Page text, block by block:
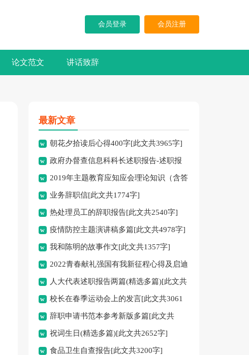
会员登录 会员注册
论文范文 讲话致辞
最新文章
朝花夕拾读后心得400字[此文共3965字]
政府办督查信息科科长述职报告-述职报
告[此文共10194字]
2019年主题教育应知应会理论知识（含答
案）[此文共10252字]
业务辞职信[此文共1774字]
热处理员工的辞职报告[此文共2540字]
疫情防控主题演讲稿多篇[此文共4978字]
我和陈明的故事作文[此文共1357字]
2022青春献礼强国有我新征程心得及启迪
多篇[此文共4095字]
人大代表述职报告两篇(精选多篇)[此文共
12798字]
校长在春季运动会上的发言[此文共3061
字] 辞职申请书范本参考新版多篇[此文共
2986字]
祝词生日(精选多篇)[此文共2652字]
食品卫生自查报告[此文共3200字]